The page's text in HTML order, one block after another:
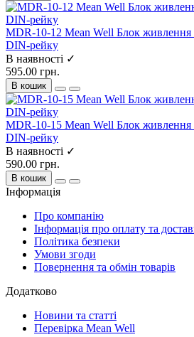
MDR-10-12 Mean Well Блок
DIN-рейку
В наявності ✓
595.00 грн.
В кошик
MDR-10-15 Mean Well Блок
DIN-рейку
В наявності ✓
590.00 грн.
В кошик
Інформація
Про компанію
Інформація про оплату та
Політика безпеки
Умови згоди
Повернення та обмін товарів
Додатково
Новини та статті
Перевірка Mean Well